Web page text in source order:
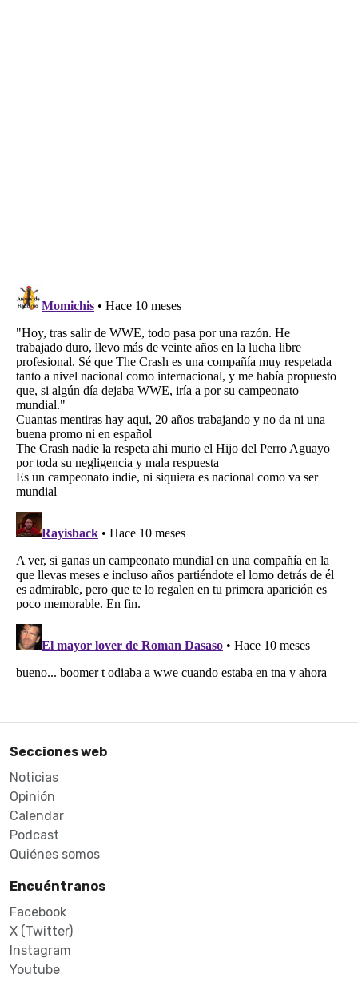
Secciones web
Noticias
Opinión
Calendar
Podcast
Quiénes somos
Encuéntranos
Facebook
X (Twitter)
Instagram
Youtube